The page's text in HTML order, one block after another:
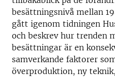
besättningsnivå mellan
gått igenom tidningen
och beskrev hur trenden
besättningar är en
samverkande faktorer
överproduktion, ny